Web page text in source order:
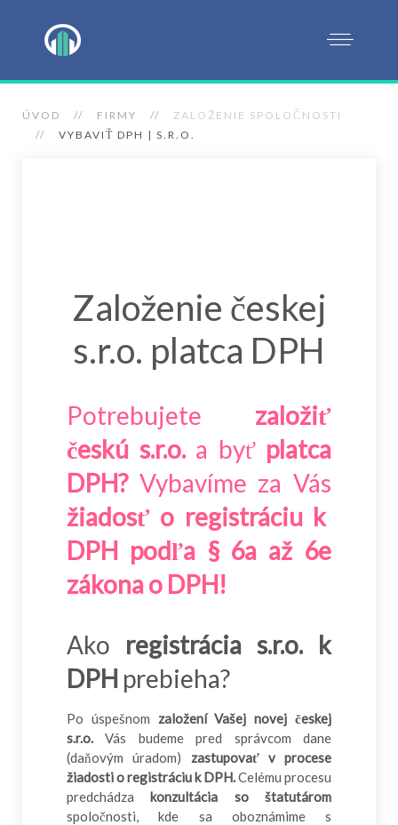
ÚVOD FIRMY
ZALOŽENIE SPOLOČNOSTI
VYBAVIŤ DPH | S.R.O.
Založenie českej
s.r.o. platca DPH
Potrebujete založiť
českú s.r.o.a byťplatca
DPH?Vybavíme za Vás
žiadosť o registráciu k
DPH podľa § 6a až 6e
zákona o DPH!
Ako registrácia s.r.o. k
DPH prebieha?
Po úspešnom založení Vašej novej českej
s.r.o. Vás budeme pred správcom dane
(daňovým úradom) zastupovať v procese
žiadosti o registráciu k DPH.Celému procesu
predchádzakonzultácia so štatutárom
spoločnosti, kde sa oboznámime s